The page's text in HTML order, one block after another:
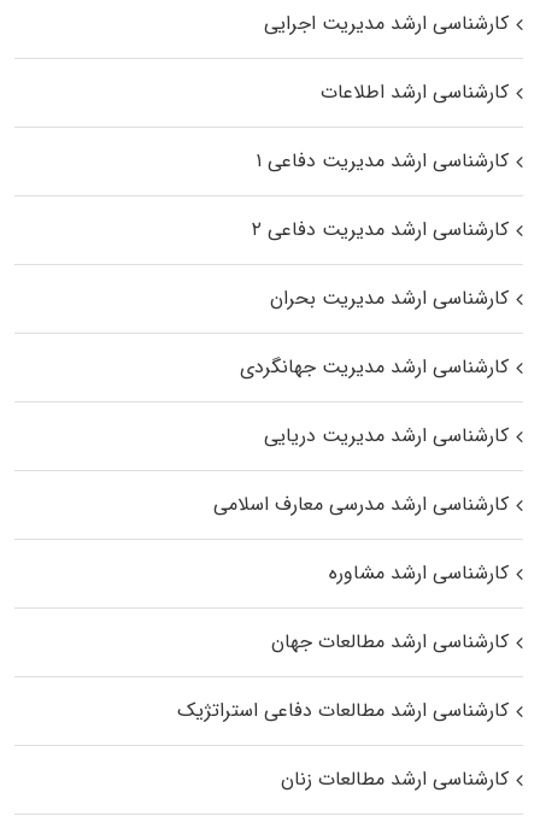
کارشناسی ارشد مدیریت اجرایی
کارشناسی ارشد اطلاعات
کارشناسی ارشد مدیریت دفاعی ۱
کارشناسی ارشد مدیریت دفاعی ۲
کارشناسی ارشد مدیریت بحران
کارشناسی ارشد مدیریت جهانگردی
کارشناسی ارشد مدیریت دریایی
کارشناسی ارشد مدرسی معارف اسلامی
کارشناسی ارشد مشاوره
کارشناسی ارشد مطالعات جهان
کارشناسی ارشد مطالعات دفاعی استراتژیک
کارشناسی ارشد مطالعات زنان